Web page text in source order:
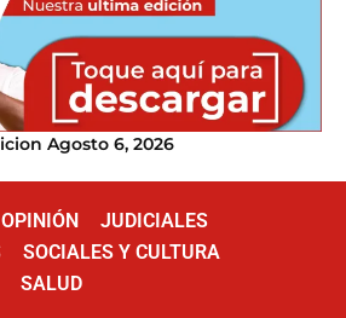
Agosto 6, 2026
OPINIÓN
JUDICIALES
SOCIALES Y CULTURA
SALUD